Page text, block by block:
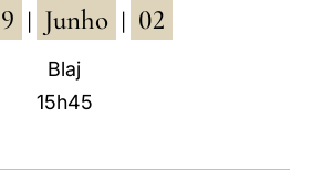
Junho 02
Blaj
15h45